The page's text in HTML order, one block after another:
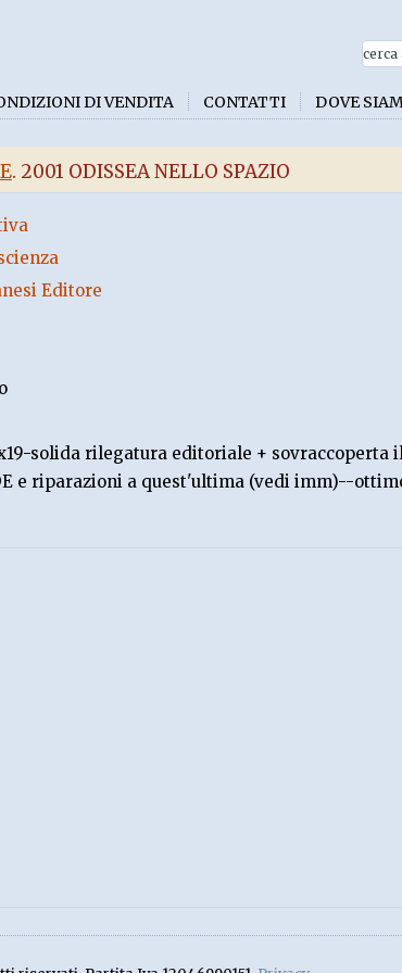
DI VENDITA CONTATTI DOVE
. 2001 ODISSEA NELLO SPAZIO
Editore
solida rilegatura editoriale + sovraccoperta
e riparazioni a quest'ultima (vedi imm)--